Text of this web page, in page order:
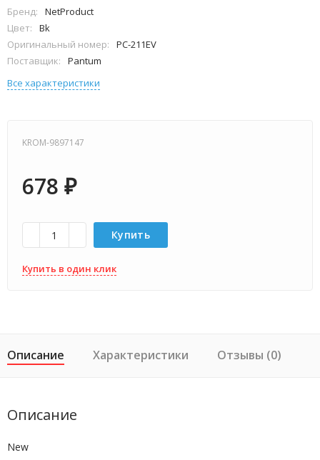
Бренд:
NetProduct
Цвет:
Bk
Оригинальный номер:
PC-211EV
Поставщик:
Pantum
Все характеристики
KROM-9897147
678 ₽
Купить
Купить в один клик
Описание Характеристики Отзывы (0)
Описание
New